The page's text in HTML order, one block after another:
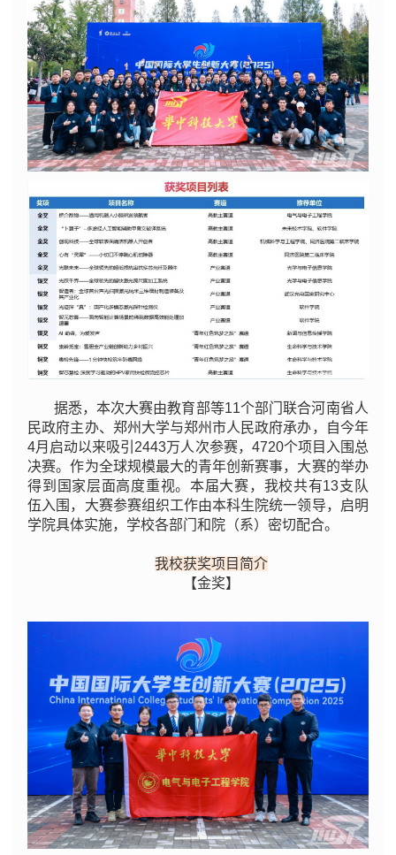
据悉，本次大赛由教育部等11个部门联合河南省人
民政府主办、郑州大学与郑州市人民政府承办，自今年
4月启动以来吸引2443万人次参赛，4720个项目入围总
决赛。作为全球规模最大的青年创新赛事，大赛的举办
得到国家层面高度重视。本届大赛，我校共有13支队
伍入围，大赛参赛组织工作由本科生院统一领导，启明
学院具体实施，学校各部门和院（系）密切配合。
我校获奖项目简介
【金奖】